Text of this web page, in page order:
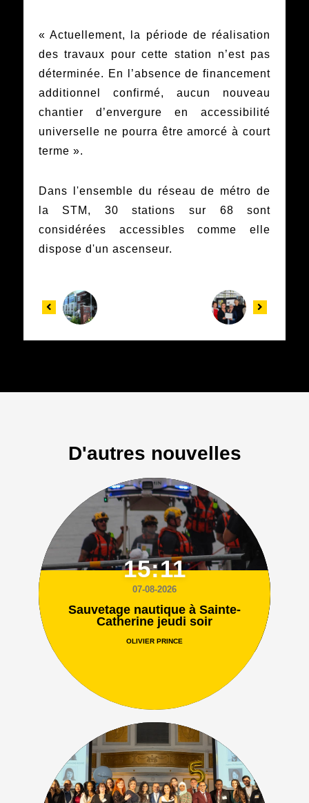
« Actuellement, la période de réalisation
des travaux pour cette station n’est pas
déterminée. En l’absence de financement
additionnel confirmé, aucun nouveau
chantier d’envergure en accessibilité
universelle ne pourra être amorcé à court
terme ».
Dans l'ensemble du réseau de métro de
la STM, 30 stations sur 68 sont
considérées accessibles comme elle
dispose d'un ascenseur.
D'autres nouvelles
15:11
07-08-2026
Sauvetage nautique à Sainte-
Catherine jeudi soir
OLIVIER PRINCE